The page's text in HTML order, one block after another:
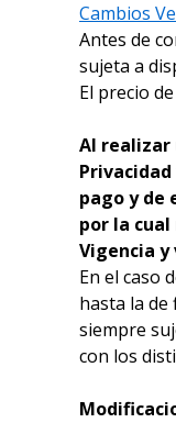
Cambios
Antes de
sujeta a
El precio
Al realizar
pago y de
por la
Vigencia y
En el caso
hasta la
siempre
con los